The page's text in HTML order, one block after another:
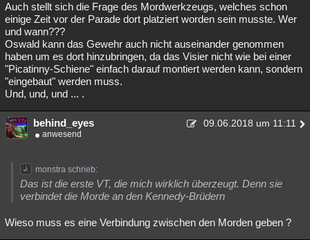
Auch stellt sich die Frage des Mordwerkzeugs, welches schon
einige Zeit vor der Parade dort platziert worden sein musste. Wer
und wann???
Oswald kann das Gewehr auch nicht auseinander genommen
haben um es dort hinzubringen, da das Visier nicht wie bei einer
"Picatinny-Schiene" einfach darauf montiert werden kann, sondern
"eingebaut" werden muss.
Und, und, und ... .
behind_eyes 09.06.2018 um 11:11
anwesend
monstra schrieb:
Das ist die erste VT, die mich wirklich überzeugt. Denn sie
verbindet die Morde an den Kennedy-Brüdern
Wieso muss es eine Verbindung zwischen den Morden geben ?